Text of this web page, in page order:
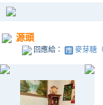
源頭
回應給： 麥芽糖